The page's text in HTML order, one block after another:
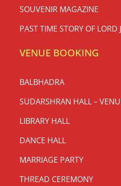
SOUVENIR MAGAZINE
PAST TIME STORY OF LORD
VENUE BOOKING
BALBHADRA
SUDARSHRAN HALL –
LIBRARY HALL
DANCE HALL
MARRIAGE PARTY
THREAD CEREMONY